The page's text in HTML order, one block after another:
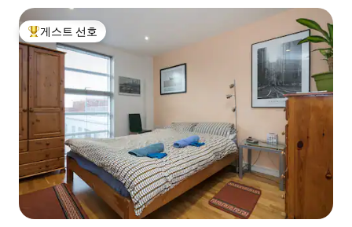
상위 게스트 선호
게스트 선호